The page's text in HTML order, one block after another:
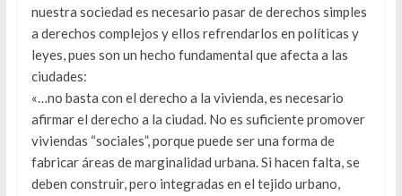
nuestra sociedad es necesario pasar de derechos simples
a derechos complejos y ellos refrendarlos en políticas y
leyes, pues son un hecho fundamental que afecta a las
ciudades:
«…no basta con el derecho a la vivienda, es necesario
afirmar el derecho a la ciudad. No es suficiente promover
viviendas “sociales”, porque puede ser una forma de
fabricar áreas de marginalidad urbana. Si hacen falta, se
deben construir, pero integradas en el tejido urbano,